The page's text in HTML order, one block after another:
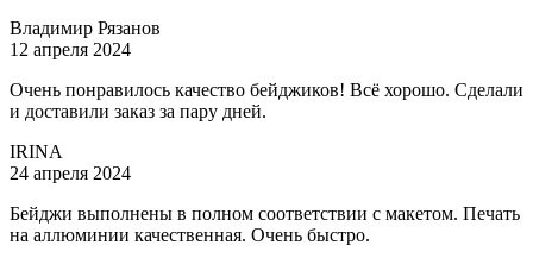
Владимир Рязанов
12 апреля 2024
Очень понравилось качество бейджиков! Всё хорошо. Сделали
и доставили заказ за пару дней.
IRINA
24 апреля 2024
Бейджи выполнены в полном соответствии с макетом. Печать
на аллюминии качественная. Очень быстро.